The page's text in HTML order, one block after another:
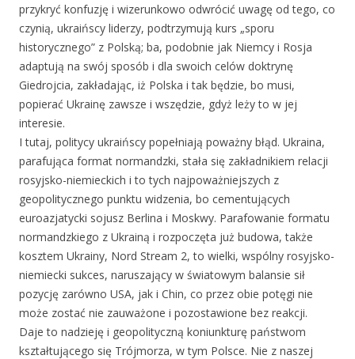
przykryć konfuzję i wizerunkowo odwrócić uwagę od tego, co
czynią, ukraińscy liderzy, podtrzymują kurs „sporu
historycznego” z Polską; ba, podobnie jak Niemcy i Rosja
adaptują na swój sposób i dla swoich celów doktrynę
Giedrojcia, zakładając, iż Polska i tak będzie, bo musi,
popierać Ukrainę zawsze i wszędzie, gdyż leży to w jej
interesie.
I tutaj, politycy ukraińscy popełniają poważny błąd. Ukraina,
parafująca format normandzki, stała się zakładnikiem relacji
rosyjsko-niemieckich i to tych najpoważniejszych z
geopolitycznego punktu widzenia, bo cementujących
euroazjatycki sojusz Berlina i Moskwy. Parafowanie formatu
normandzkiego z Ukrainą i rozpoczęta już budowa, także
kosztem Ukrainy, Nord Stream 2, to wielki, wspólny rosyjsko-
niemiecki sukces, naruszający w światowym balansie sił
pozycję zarówno USA, jak i Chin, co przez obie potęgi nie
może zostać nie zauważone i pozostawione bez reakcji.
Daje to nadzieję i geopolityczną koniunkturę państwom
kształtującego się Trójmorza, w tym Polsce. Nie z naszej